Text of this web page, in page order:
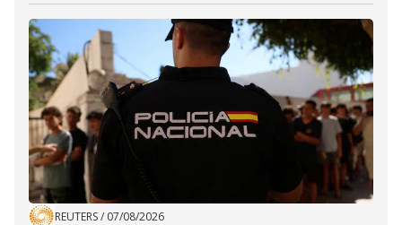
REUTERS/ 07/08/2026